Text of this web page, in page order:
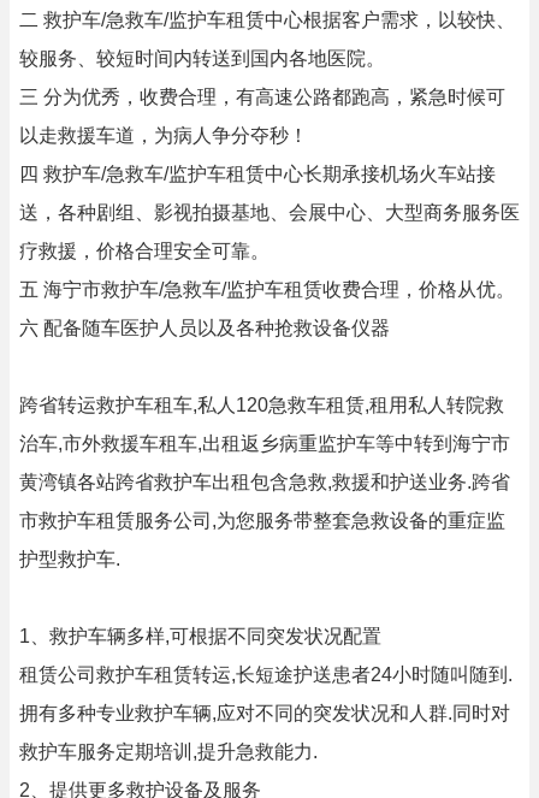
二 救护车/急救车/监护车租赁中心根据客户需求，以较快、
较服务、较短时间内转送到国内各地医院。
三 分为优秀，收费合理，有高速公路都跑高，紧急时候可
以走救援车道，为病人争分夺秒！
四 救护车/急救车/监护车租赁中心长期承接机场火车站接
送，各种剧组、影视拍摄基地、会展中心、大型商务服务医
疗救援，价格合理安全可靠。
五 海宁市救护车/急救车/监护车租赁收费合理，价格从优。
六 配备随车医护人员以及各种抢救设备仪器
跨省转运救护车租车,私人120急救车租赁,租用私人转院救
治车,市外救援车租车,出租返乡病重监护车等中转到海宁市
黄湾镇各站跨省救护车出租包含急救,救援和护送业务.跨省
市救护车租赁服务公司,为您服务带整套急救设备的重症监
护型救护车.
1、救护车辆多样,可根据不同突发状况配置
租赁公司救护车租赁转运,长短途护送患者24小时随叫随到.
拥有多种专业救护车辆,应对不同的突发状况和人群.同时对
救护车服务定期培训,提升急救能力.
2、提供更多救护设备及服务